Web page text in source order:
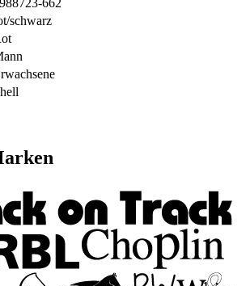
1988723-662
schwarz